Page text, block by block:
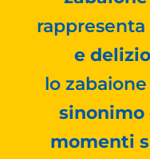
rappresenta
e
lo
sinonimo
momenti